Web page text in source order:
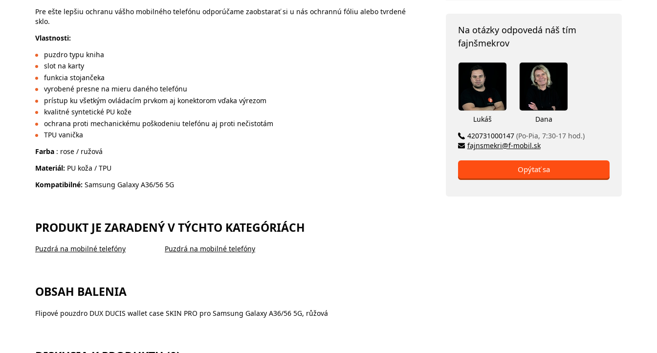
Pre ešte lepšiu ochranu vášho mobilného telefónu odporúčame zaobstarať si u nás ochrannú fóliu alebo tvrdené
sklo.
Vlastnosti:
puzdro typu kniha
slot na karty
funkcia stojančeka
vyrobené presne na mieru daného telefónu
prístup ku všetkým ovládacím prvkom aj konektorom vďaka výrezom
kvalitné syntetické PU kože
ochrana proti mechanickému poškodeniu telefónu aj proti nečistotám
TPU vanička
Farba : rose / ružová
Materiál: PU koža / TPU
Kompatibilné: Samsung Galaxy A36/56 5G
PRODUKT JE ZARADENÝ V TÝCHTO KATEGÓRIÁCH
Puzdrá na mobilné telefóny Puzdrá na mobilné telefóny
OBSAH BALENIA
Flipové pouzdro DUX DUCIS wallet case SKIN PRO pro Samsung Galaxy A36/56 5G, růžová
Na otázky odpovedá náš tím
fajnšmekrov
Lukáš
Dana
420731000147 (Po-Pia, 7:30-17 hod.)
fajnsmekri@f-mobil.sk
Opýtať sa